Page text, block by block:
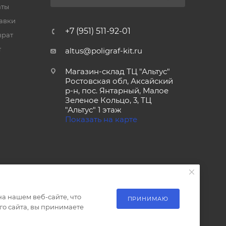
+7 (951) 511-92-01
altus@poligraf-kit.ru
Магазин-склад ТЦ "Альтус"
Ростовская обл, Аксайский
р-н, пос. Янтарный, Малое
Зеленое Кольцо, 3, ТЦ
"Альтус" 1 этаж
Показать на карте
нашем веб-сайте, что
сайта, вы принимаете
ПРИНИМАЮ